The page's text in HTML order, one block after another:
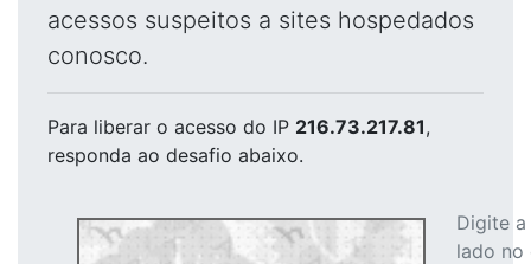
acessos suspeitos a sites hospedados
conosco.
Para liberar o acesso do IP 216.73.217.81,
responda ao desafio abaixo.
Digite
lado no